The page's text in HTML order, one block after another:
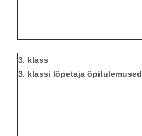
3. klass
3. klassi lõpetaja õpitulemused